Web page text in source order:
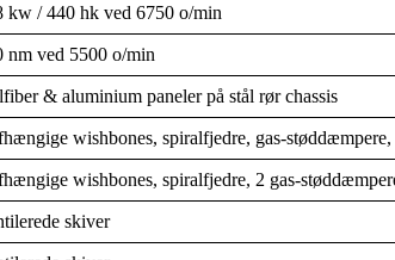
kw / 440 hk ved 6750 o/min
nm ved 5500 o/min
& aluminium paneler på stål rør chassis
wishbones, spiralfjedre, gas-
wishbones, spiralfjedre, 2 gas-
skiver